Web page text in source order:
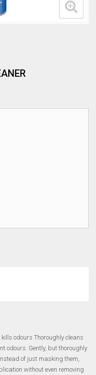
odours Thoroughly cleans
odours. Gently, but thoroughly
of just masking them,
without even removing